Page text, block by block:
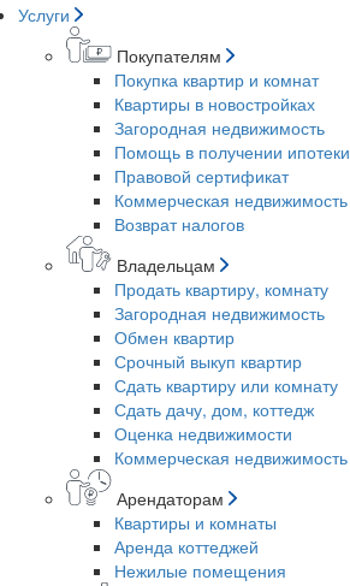
Услуги
Покупателям
Покупка квартир и комнат
Квартиры в новостройках
Загородная недвижимость
Помощь в получении ипотеки
Правовой сертификат
Коммерческая недвижимость
Возврат налогов
Владельцам
Продать квартиру, комнату
Загородная недвижимость
Обмен квартир
Срочный выкуп квартир
Сдать квартиру или комнату
Сдать дачу, дом, коттедж
Оценка недвижимости
Коммерческая недвижимость
Арендаторам
Квартиры и комнаты
Аренда коттеджей
Нежилые помещения